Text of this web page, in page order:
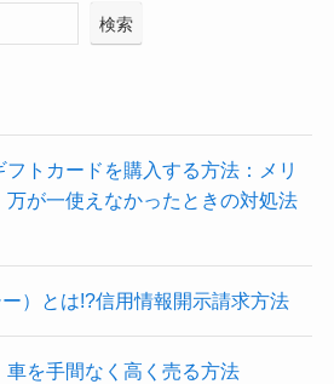
検索
トカードを購入する方法：メリ
万が一使えなかったときの対処法
）とは!?信用情報開示請求方法
を手間なく高く売る方法